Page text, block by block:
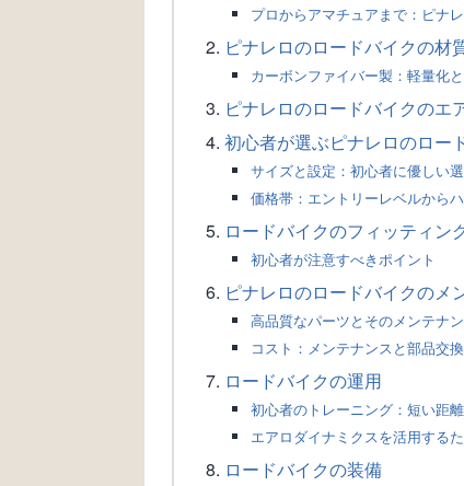
プロからアマチュアまで：ピナ
ピナレロのロードバイクの材
カーボンファイバー製：軽量化
ピナレロのロードバイクのエ
初心者が選ぶピナレロのロー
サイズと設定：初心者に優しい
価格帯：エントリーレベルから
ロードバイクのフィッティン
初心者が注意すべきポイント
ピナレロのロードバイクのメ
高品質なパーツとそのメンテナ
コスト：メンテナンスと部品交換
ロードバイクの運用
初心者のトレーニング：短い距
エアロダイナミクスを活用する
ロードバイクの装備